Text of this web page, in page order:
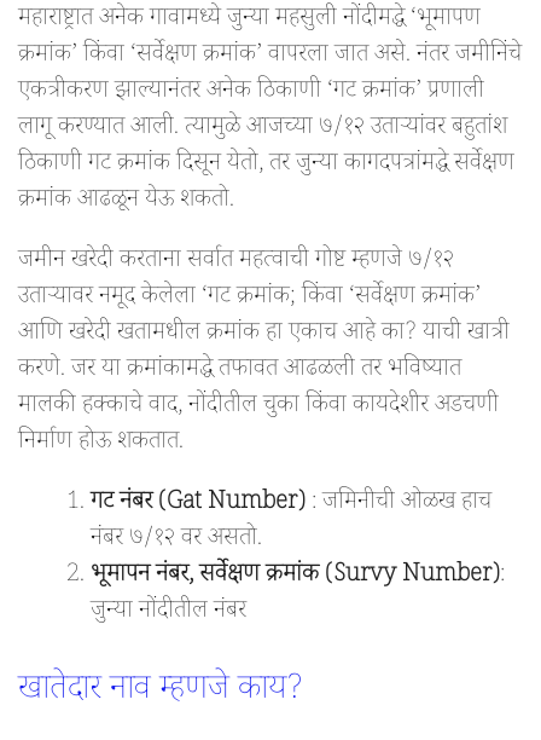
महाराष्ट्रात अनेक गावामध्ये जुन्या महसुली नोंदीमद्धे ‘भूमापण
क्रमांक’ किंवा ‘सर्वेक्षण क्रमांक’ वापरला जात असे. नंतर जमीनिंचे
एकत्रीकरण झाल्यानंतर अनेक ठिकाणी ‘गट क्रमांक’ प्रणाली
लागू करण्यात आली. त्यामुळे आजच्या ७/१२ उताऱ्यांवर बहुतांश
ठिकाणी गट क्रमांक दिसून येतो, तर जुन्या कागदपत्रांमद्धे सर्वेक्षण
क्रमांक आढळून येऊ शकतो.
जमीन खरेदी करताना सर्वात महत्वाची गोष्ट म्हणजे ७/१२
उताऱ्यावर नमूद केलेला ‘गट क्रमांक; किंवा ‘सर्वेक्षण क्रमांक’
आणि खरेदी खतामधील क्रमांक हा एकाच आहे का? याची खात्री
करणे. जर या क्रमांकामद्धे तफावत आढळली तर भविष्यात
मालकी हक्काचे वाद, नोंदीतील चुका किंवा कायदेशीर अडचणी
निर्माण होऊ शकतात.
गट नंबर (Gat Number): जमिनीची ओळख हाच
नंबर ७/१२ वर असतो.
भूमापन नंबर, सर्वेक्षण क्रमांक (Survy Number):
जुन्या नोंदीतील नंबर
खातेदार नाव म्हणजे काय?